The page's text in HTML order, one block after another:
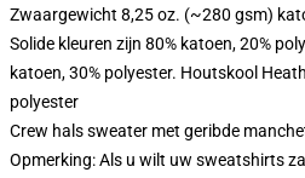
Zwaargewicht 8,25 oz. (~280 gsm)
Solide kleuren zijn 80% katoen, 20%
katoen, 30% polyester. Houtskool
polyester
Crew hals sweater met geribde
Opmerking: Als u wilt uw sweatshirts